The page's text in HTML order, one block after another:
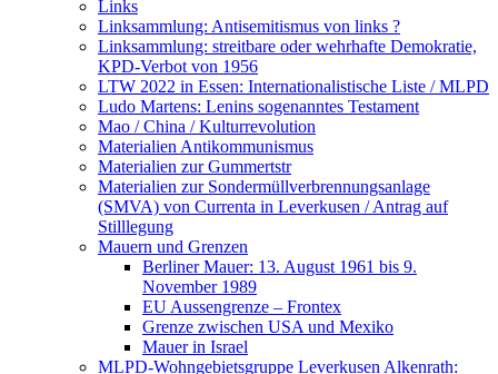
Links
Linksammlung: Antisemitismus von links ?
Linksammlung: streitbare oder wehrhafte Demokratie,
KPD-Verbot von 1956
LTW 2022 in Essen: Internationalistische Liste / MLPD
Ludo Martens: Lenins sogenanntes Testament
Mao / China / Kulturrevolution
Materialien Antikommunismus
Materialien zur Gummertstr
Materialien zur Sondermüllverbrennungsanlage
(SMVA) von Currenta in Leverkusen / Antrag auf
Stilllegung
Mauern und Grenzen
Berliner Mauer: 13. August 1961 bis 9.
November 1989
EU Aussengrenze – Frontex
Grenze zwischen USA und Mexiko
Mauer in Israel
MLPD-Wohngebietsgruppe Leverkusen Alkenrath: